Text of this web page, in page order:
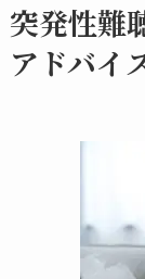
突発性難
アドバイ